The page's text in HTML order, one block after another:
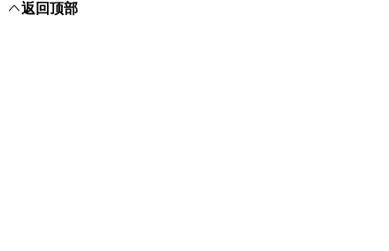
返回顶部